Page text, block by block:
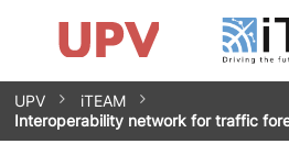
Saltar
contenido
Impacto
Grupos de investigación
Instalaciones
Spin-offs
Contacto
Prácticas
Noticias
Unidad de Igualdad
UPV
iTEAM
Interoperability network for traffic